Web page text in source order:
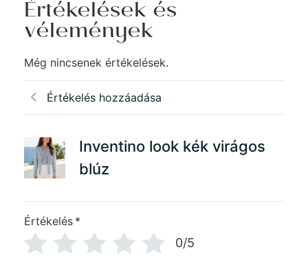
Értékelések és
vélemények
Még nincsenek értékelések.
Értékelés hozzáadása
Inventino look kék virágos
blúz
Értékelés *
0/5